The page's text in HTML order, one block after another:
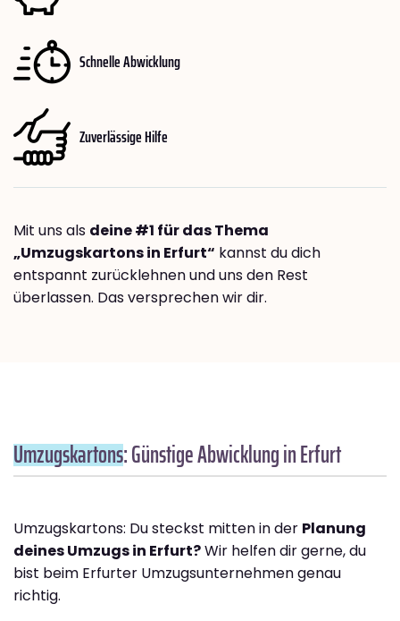
Schnelle Abwicklung
Zuverlässige Hilfe
Mit uns als deine #1 für das Thema
„Umzugskartons in Erfurt“ kannst du dich
entspannt zurücklehnen und uns den Rest
überlassen. Das versprechen wir dir.
Umzugskartons: Günstige Abwicklung in Erfurt
Umzugskartons: Du steckst mitten in der Planung
deines Umzugs in Erfurt?Wir helfen dir gerne, du
bist beim Erfurter Umzugsunternehmen genau
richtig.